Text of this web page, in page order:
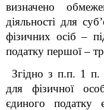
визначено
діяльності для
фізичних осіб –
податку першої –
Згідно з п.п. 1
для фізичної
єдиного податку